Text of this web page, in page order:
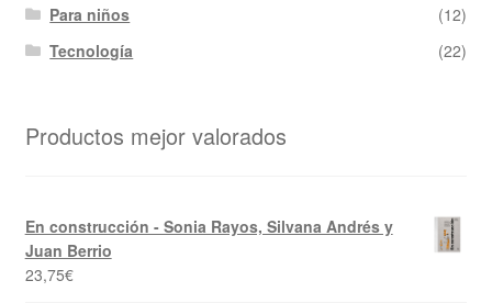
Para niños
(12)
Tecnología
(22)
Productos mejor valorados
En construcción - Sonia Rayos, Silvana Andrés y
Juan Berrio
23,75€